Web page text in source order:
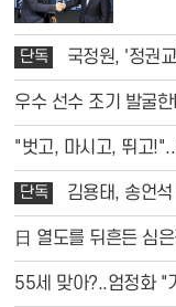
단독
에 구멍" 생기나?
우수 선수 조기 발굴
개최
"벗고, 마시고, 뛰고
중 즐긴 '3대 호사'
단독
힘 ‘개혁 내전’ 조짐
日 열도를 뒤흔든 심
상 쾌거
55세 맞아?..엄정화 "